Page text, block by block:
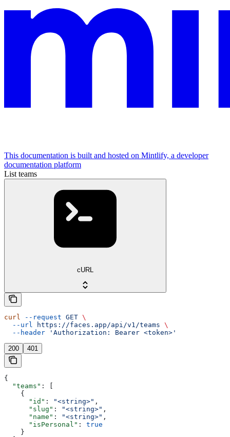
This documentation is built and hosted on Mintlify, a developer
documentation platform
List teams
cURL
curl --request GET \
  --url
https://faces.app/api/v1/teams \
  --header
'Authorization: Bearer <token>'
200 401
{
  "teams"
: [
    {
      "id"
: "<string>" ,
      "slug"
: "<string>" ,
      "name"
: "<string>" ,
      "isPersonal"
: true
    }